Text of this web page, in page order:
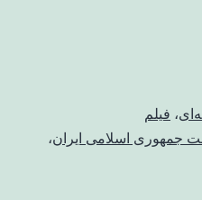
، فیلم
جمهوری اسلامی ایران،